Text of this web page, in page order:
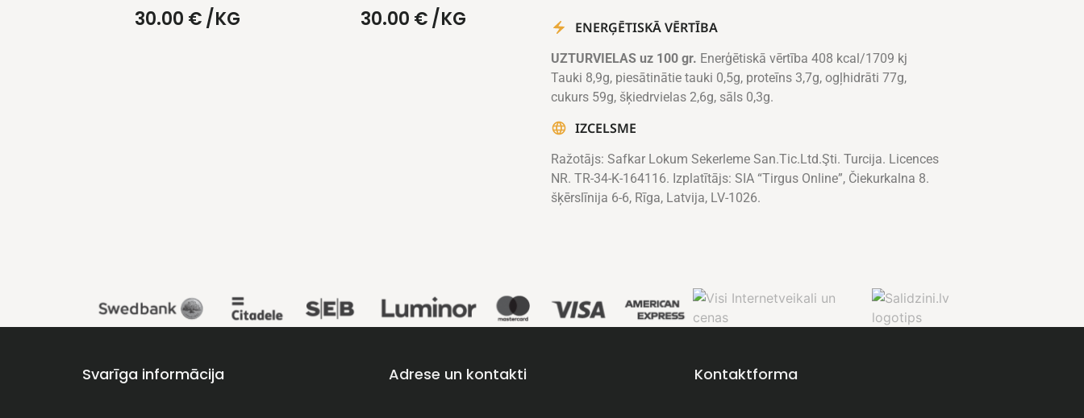
30.00 €/KG 30.00 €/KG ENERĢĒTISKĀ VĒRTĪBA
UZTURVIELAS uz 100 gr. Enerģētiskā vērtība 408 kcal/1709 kj
Tauki 8,9g, piesātinātie tauki 0,5g, proteīns 3,7g, ogļhidrāti 77g,
cukurs 59g, šķiedrvielas 2,6g, sāls 0,3g.
IZCELSME
Ražotājs: Safkar Lokum Sekerleme San.Tic.Ltd.Şti. Turcija. Licences
NR. TR-34-K-164116. Izplatītājs: SIA “Tirgus Online”, Čiekurkalna 8.
šķērslīnija 6-6, Rīga, Latvija, LV-1026.
Svarīga informācija Adrese un kontakti Kontaktforma